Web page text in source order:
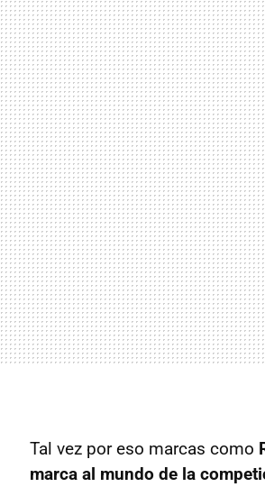
Tal vez por eso marcas como
marca al mundo de la